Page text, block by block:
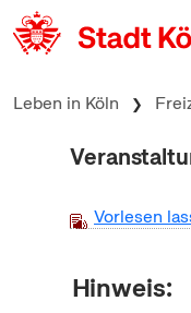
zum Inhalt springen
Leben in Köln
Vorlesen
Hinweis: